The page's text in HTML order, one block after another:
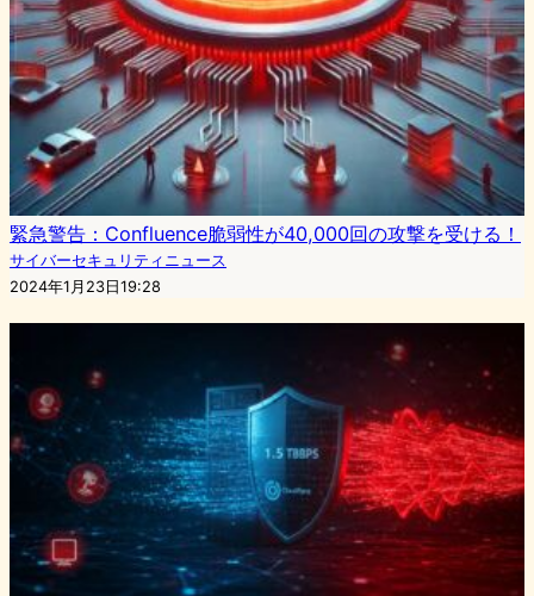
緊急警告：Confluence脆弱性が40,000回の攻撃を受ける！
サイバーセキュリティニュース
2024年1月23日19:28